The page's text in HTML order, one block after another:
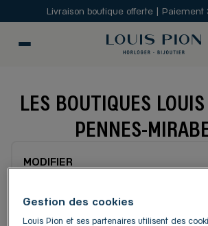
Livraison boutique offerte | Paiement
LES BOUTIQUES
PENNES-
MODIFIER
Gestion des cookies
Louis Pion et ses partenaires utilisent des